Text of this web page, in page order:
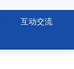
互动交流